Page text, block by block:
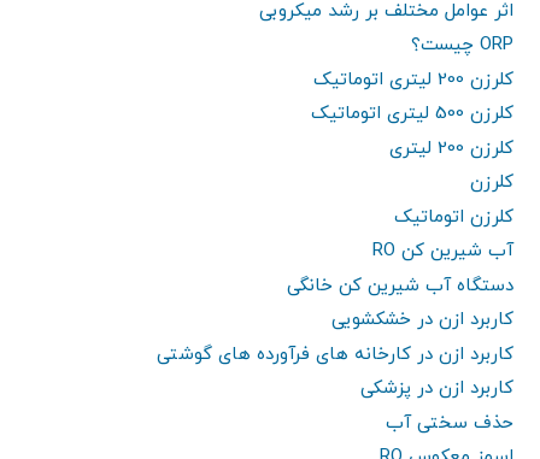
اثر عوامل مختلف بر رشد میکروبی
ORP چیست؟
کلرزن 200 لیتری اتوماتیک
کلرزن 500 لیتری اتوماتیک
کلرزن 200 لیتری
کلرزن
کلرزن اتوماتیک
آب شیرین کن RO
دستگاه آب شیرین کن خانگی
کاربرد ازن در خشکشویی
کاربرد ازن در کارخانه های فرآورده های گوشتی
کاربرد ازن در پزشکی
حذف سختی آب